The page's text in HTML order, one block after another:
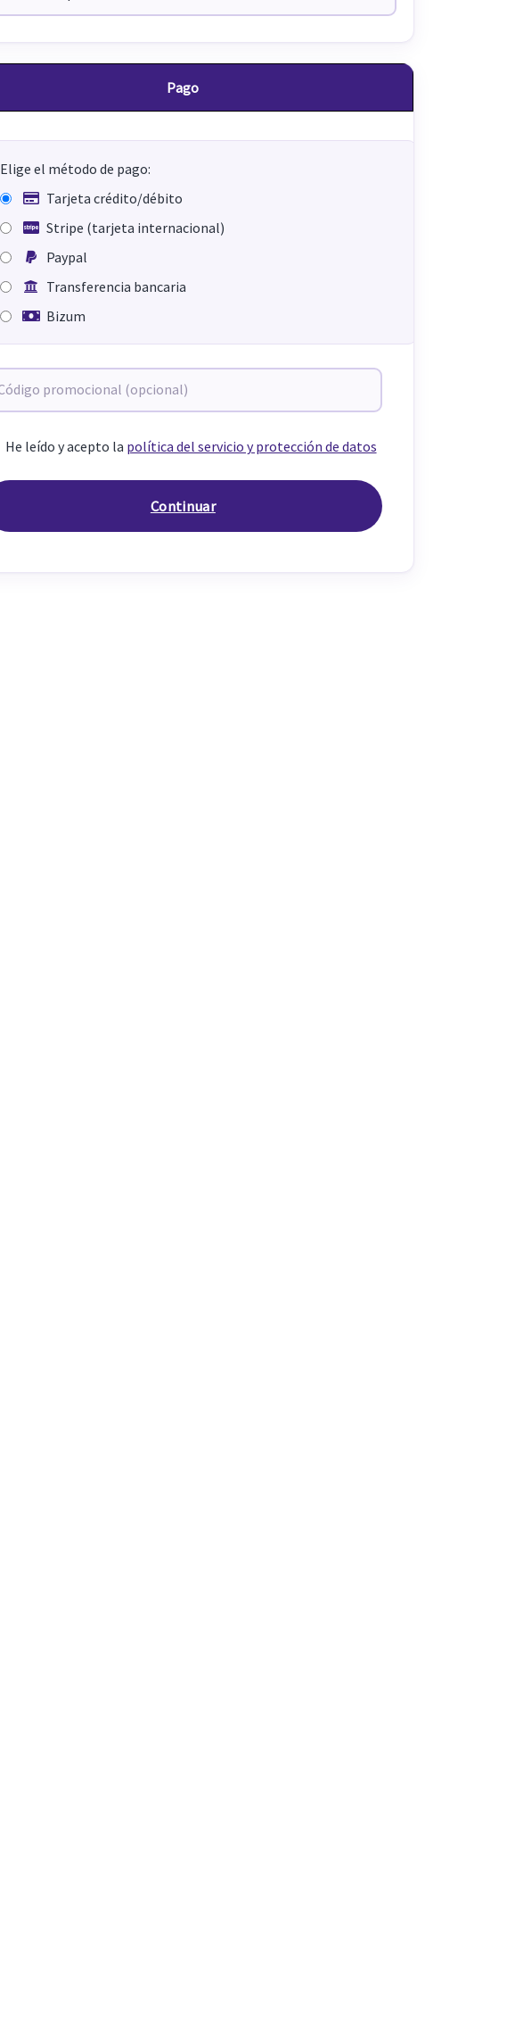
Pago
Elige el método de pago:
Tarjeta crédito/débito
Stripe (tarjeta internacional)
Paypal
Transferencia bancaria
Bizum
He leído y acepto la política del servicio y protección de datos